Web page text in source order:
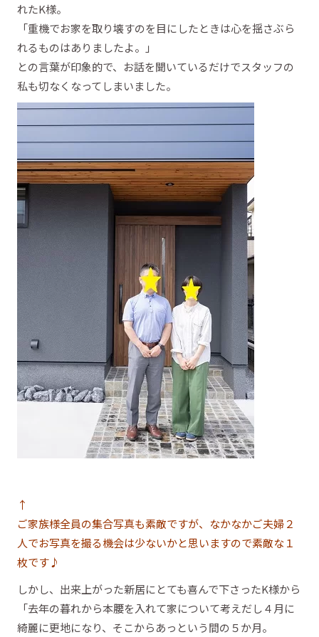
れたK様。
「重機でお家を取り壊すのを目にしたときは心を揺さぶら
れるものはありましたよ。」
との言葉が印象的で、お話を聞いているだけでスタッフの
私も切なくなってしまいました。
↑
ご家族様全員の集合写真も素敵ですが、なかなかご夫婦２
人でお写真を撮る機会は少ないかと思いますので素敵な１
枚です♪
しかし、出来上がった新居にとても喜んで下さったK様から
「去年の暮れから本腰を入れて家について考えだし４月に
綺麗に更地になり、そこからあっという間の５か月。